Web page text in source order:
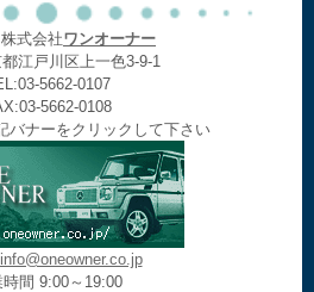
式会社ワンオーナー
江戸川区上一色3-9-1
5662-0107
5662-0108
バナーをクリックして下さい
info@oneowner.co.jp
時間 9:00～19:00